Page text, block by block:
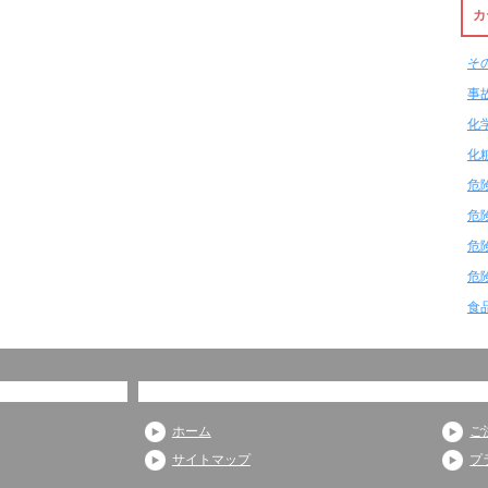
そ
事
化
化
危
危
危
危
食
ホーム
サイトマップ
ご
プ